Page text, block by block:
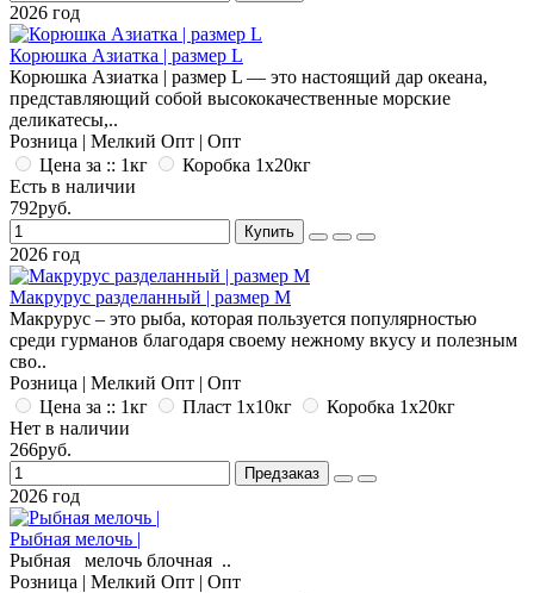
2026 год
Корюшка Азиатка | размер L
Корюшка Азиатка | размер L — это настоящий дар океана,
представляющий собой высококачественные морские
деликатесы,..
Розница | Мелкий Опт | Опт
Цена за :: 1кг
Коробка 1x20кг
Есть в наличии
792руб.
Купить
2026 год
Макрурус разделанный | размер M
Макрурус – это рыба, которая пользуется популярностью
среди гурманов благодаря своему нежному вкусу и полезным
сво..
Розница | Мелкий Опт | Опт
Цена за :: 1кг
Пласт 1x10кг
Коробка 1x20кг
Нет в наличии
266руб.
Предзаказ
2026 год
Рыбная мелочь |
Рыбная мелочь блочная ..
Розница | Мелкий Опт | Опт